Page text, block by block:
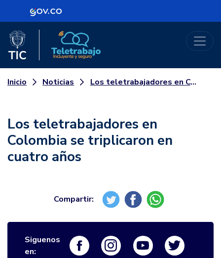
Logo Gobierno de Colombia
Logo del Ministerio TIC
Inicio Noticias Los teletrabajadores en Colombia se triplicaron en cuatro años
Los teletrabajadores en
Colombia se triplicaron en
cuatro años
Siguenos
en:
Logo FacebookLogo InstagramLogo Youtube